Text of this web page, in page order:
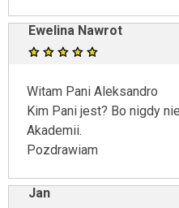
Ewelina Nawrot
Witam Pani Aleksandro
Kim Pani jest? Bo nigdy
Akademii.
Pozdrawiam
Jan